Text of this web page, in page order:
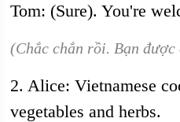
Tom: (Sure). You're
(Chắc chắn rồi. Bạn được
2. Alice: Vietnamese
vegetables and herbs.